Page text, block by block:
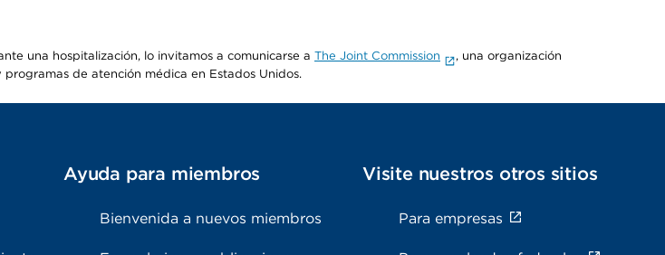
una hospitalización, lo invitamos a comunicarse a The Joint Commission
, una organización
de atención médica en Estados Unidos.
Ayuda para miembros
Bienvenida a nuevos miembros
Visite nuestros otros sitios
Para empresas